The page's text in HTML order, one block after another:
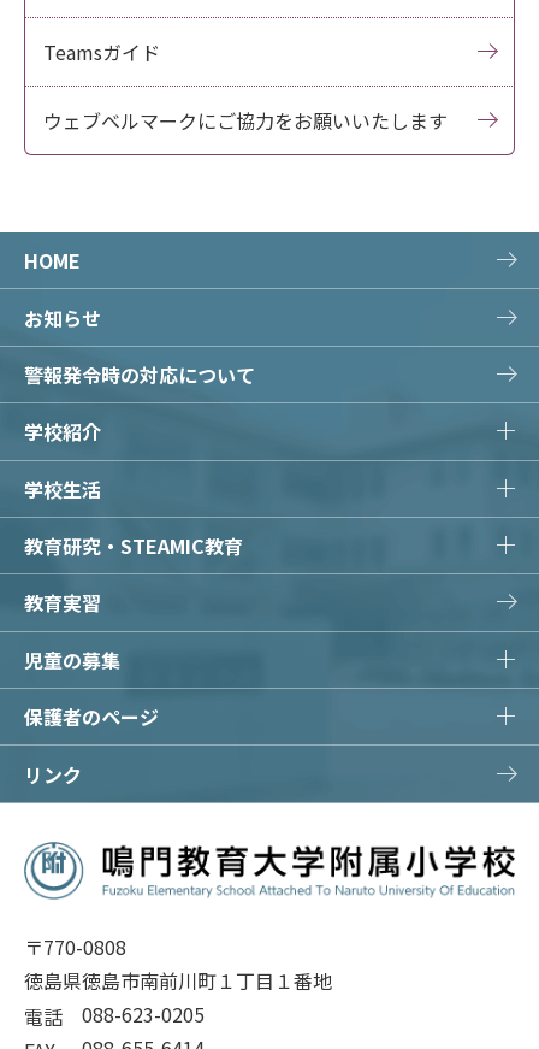
Teamsガイド
ウェブベルマークにご協力をお願いいたします
HOME
お知らせ
警報発令時の対応について
学校紹介
学校生活
教育研究・STEAMIC教育
教育実習
児童の募集
保護者のページ
リンク
〒770-0808
徳島県徳島市南前川町１丁目１番地
電話
088-623-0205